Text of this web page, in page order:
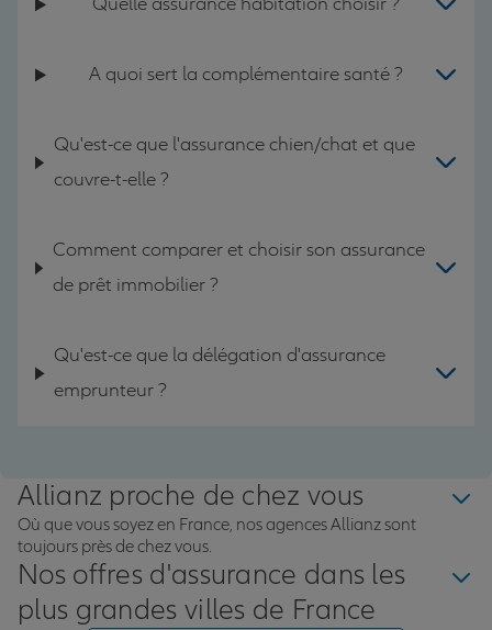
A quoi sert la complémentaire santé ?
Qu'est-ce que l'assurance chien/chat et que
couvre-t-elle ?
Comment comparer et choisir son assurance
de prêt immobilier ?
Qu'est-ce que la délégation d'assurance
emprunteur ?
Allianz proche de chez vous
Où que vous soyez en France, nos agences Allianz sont
toujours près de chez vous.
Nos offres d'assurance dans les
plus grandes villes de France